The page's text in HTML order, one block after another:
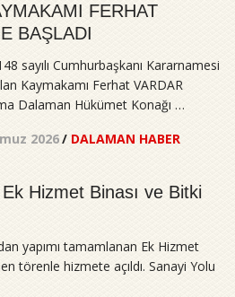
FERHAT
BAŞLADI
sayılı Cumhurbaşkanı Kararnamesi
Kaymakamı Ferhat VARDAR
Dalaman Hükümet Konağı …
2026/ DALAMAN HABER
Hizmet Binası ve Bitki
yapımı tamamlanan Ek Hizmet
törenle hizmete açıldı. Sanayi Yolu